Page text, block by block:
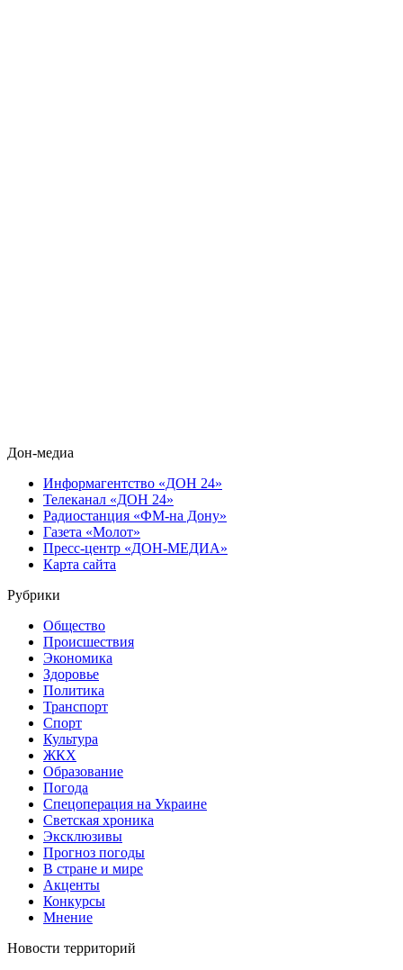
Дон-медиа
Информагентство «ДОН 24»
Телеканал «ДОН 24»
Радиостанция «ФМ-на Дону»
Газета «Молот»
Пресс-центр «ДОН-МЕДИА»
Карта сайта
Рубрики
Общество
Происшествия
Экономика
Здоровье
Политика
Транспорт
Спорт
Культура
ЖКХ
Образование
Погода
Спецоперация на Украине
Светская хроника
Эксклюзивы
Прогноз погоды
В стране и мире
Акценты
Конкурсы
Мнение
Новости территорий